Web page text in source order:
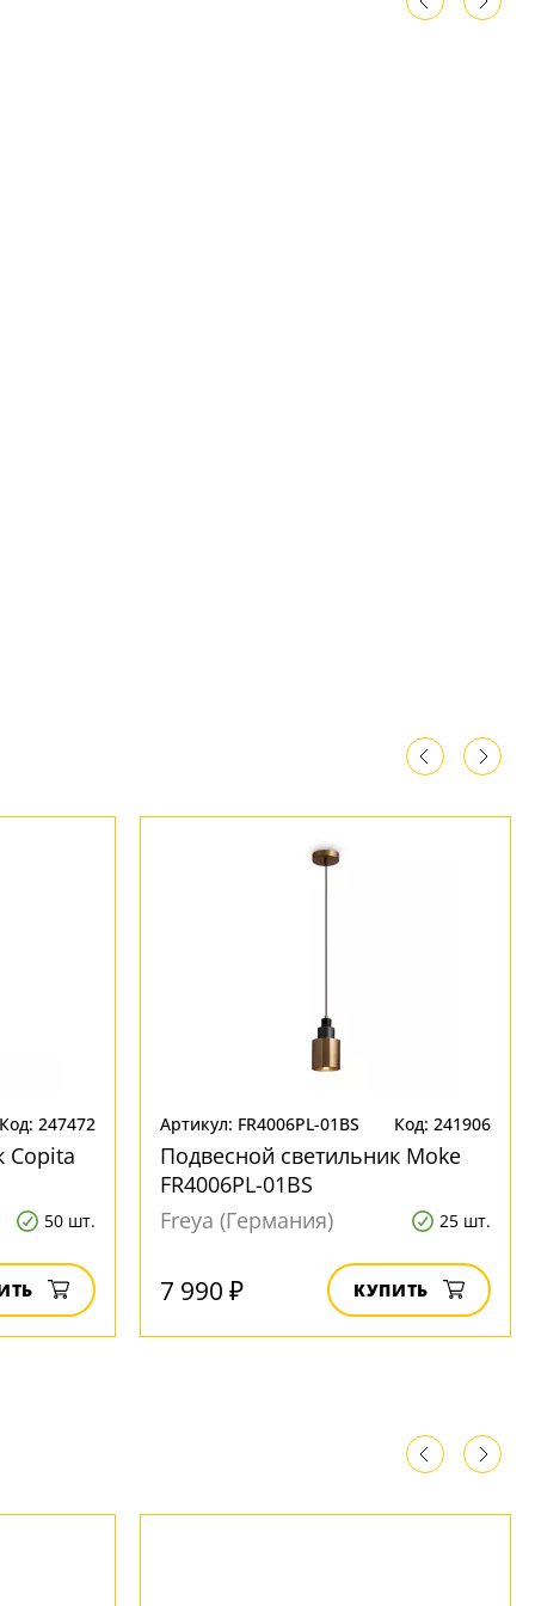
Код: 247472
Copita
50 шт.
Артикул: FR4006PL-01BS Код: 241906
Подвесной светильник Moke
FR4006PL-01BS
Freya (Германия)
25 шт.
7 990 ₽ КУПИТЬ